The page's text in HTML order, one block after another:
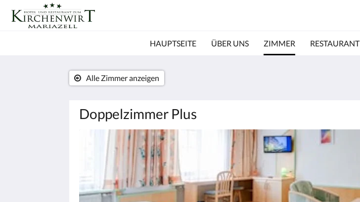
HAUPTSEITE ÜBER UNS ZIMMER RESTAURANT
Doppelzimmer Plus
Alle Zimmer anzeigen
angezeigt.
Bitte
tippen